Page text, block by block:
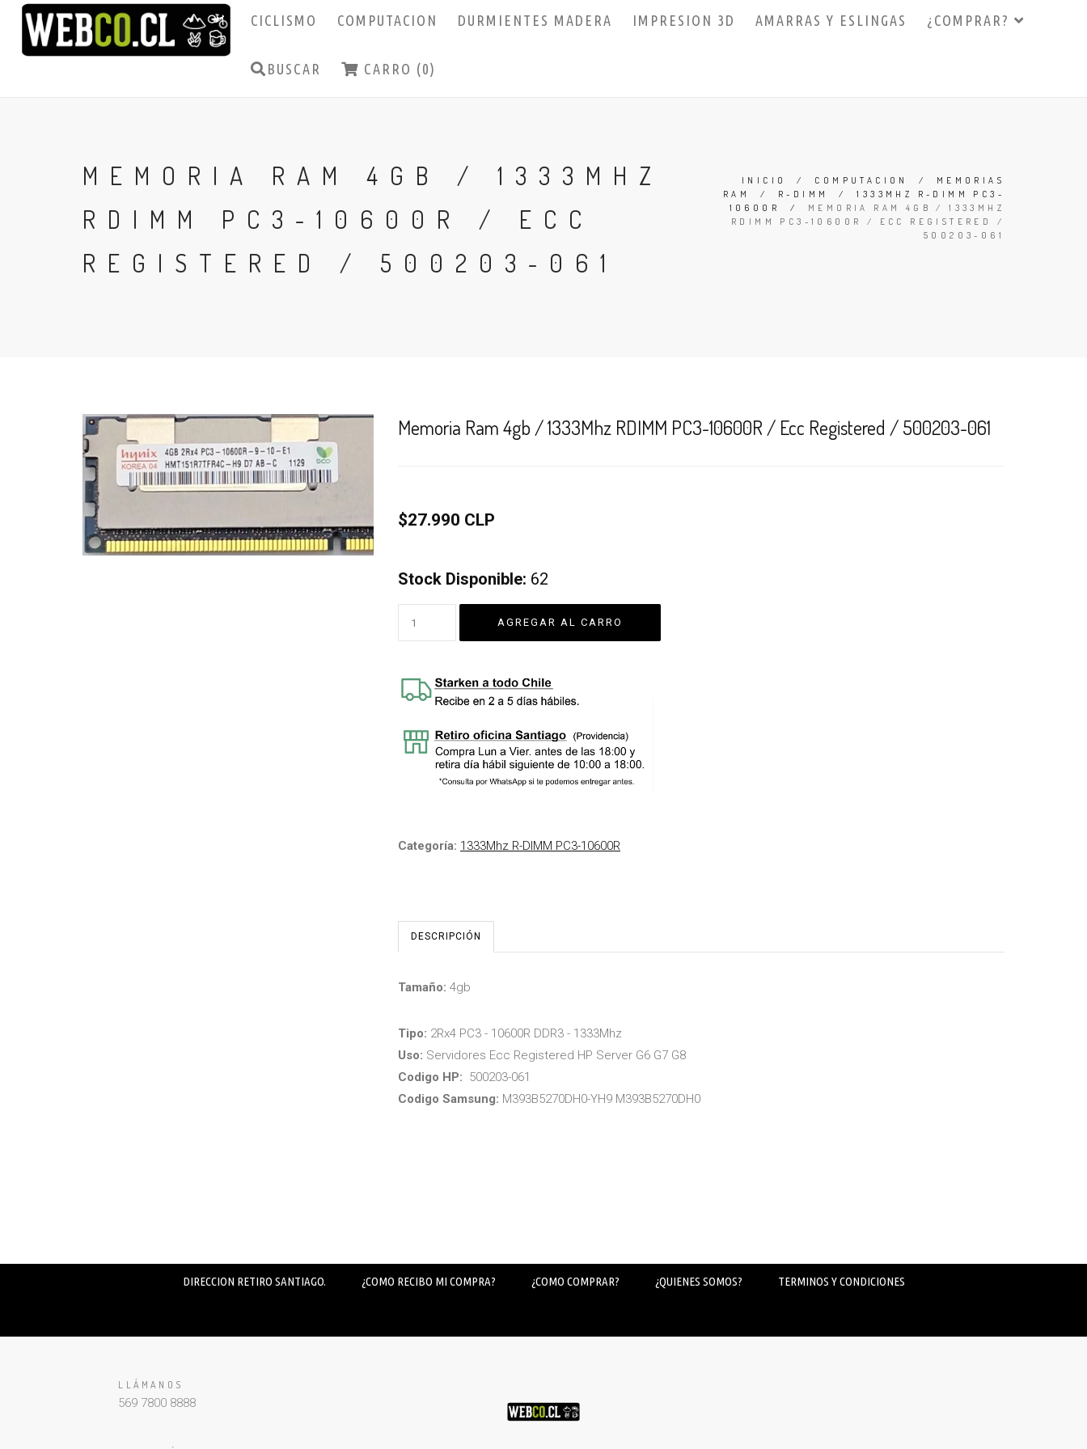
CICLISMO COMPUTACION DURMIENTES MADERA IMPRESION 3D AMARRAS Y ESLINGAS ¿COMPRAR?
BUSCAR CARRO (0)
MEMORIA RAM 4GB / 1333MHZ
RDIMM PC3-10600R / ECC
REGISTERED / 500203-061
INICIO / COMPUTACION / MEMORIAS
RAM
/ R-DIMM /1333MHZ R-DIMM PC3-
10600R
/ MEMORIA RAM 4GB / 1333MHZ
RDIMM PC3-10600R / ECC REGISTERED /
500203-061
Memoria Ram 4gb / 1333Mhz RDIMM PC3-10600R / Ecc Registered / 500203-061
$27.990 CLP
Stock Disponible: 62
Categoría: 1333Mhz R-DIMM PC3-10600R
DESCRIPCIÓN
Tamaño: 4gb
Tipo: 2Rx4 PC3 - 10600R DDR3 - 1333Mhz
Uso: Servidores Ecc Registered HP Server G6 G7 G8
Codigo HP: 500203-061
Codigo Samsung: M393B5270DH0-YH9 M393B5270DH0
DIRECCION RETIRO SANTIAGO. ¿COMO RECIBO MI COMPRA? ¿COMO COMPRAR? ¿QUIENES SOMOS? TERMINOS Y CONDICIONES
LLÁMANOS
569 7800 8888